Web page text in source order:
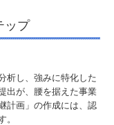
ップ
析し、強みに特化した
出が、腰を据えた事業
計画」の作成には、認
。